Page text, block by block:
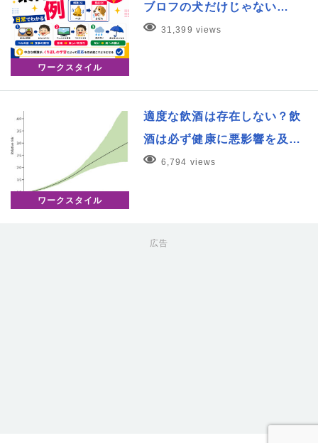
ワークスタイル
ブロフの犬だけじゃない…
31,399 views
ワークスタイル
適度な飲酒は存在しない？飲
酒は必ず健康に悪影響を及…
6,794 views
広告